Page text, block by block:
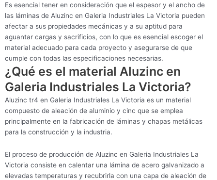
Es esencial tener en consideración que el espesor y el ancho de
las láminas de Aluzinc en Galeria Industriales La Victoria pueden
afectar a sus propiedades mecánicas y a su aptitud para
aguantar cargas y sacrificios, con lo que es esencial escoger el
material adecuado para cada proyecto y asegurarse de que
cumple con todas las especificaciones necesarias.
¿Qué es el material Aluzinc en
Galeria Industriales La Victoria?
Aluzinc tr4 en Galeria Industriales La Victoria es un material
compuesto de aleación de aluminio y cinc que se emplea
principalmente en la fabricación de láminas y chapas metálicas
para la construcción y la industria.
El proceso de producción de Aluzinc en Galeria Industriales La
Victoria consiste en calentar una lámina de acero galvanizado a
elevadas temperaturas y recubrirla con una capa de aleación de